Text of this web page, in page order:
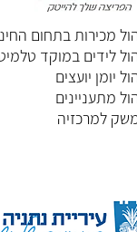
מכירות בתחום
לידים במוקד
יומן יועצים
מתעניינים
למרכזיה